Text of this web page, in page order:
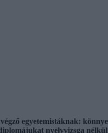
egyetemistáknak:
nyelvvizsga nélkül